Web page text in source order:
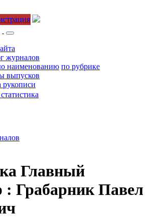
журналов
наименованию по рубрике
выпусков
рукописи
Главный
: Грабарник Павел